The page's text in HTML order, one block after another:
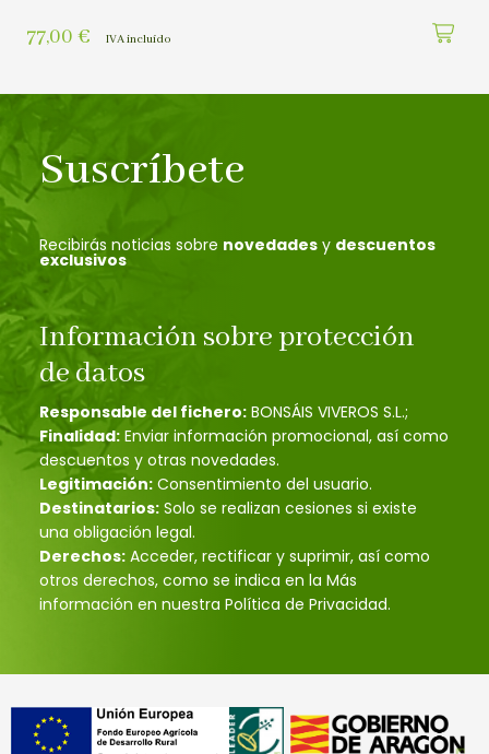
77,00 € IVA incluído
Suscríbete
Recibirás noticias sobre novedades y descuentos
exclusivos
Información sobre protección
de datos
Responsable del fichero: BONSÁIS VIVEROS S.L.;
Finalidad: Enviar información promocional, así como
descuentos y otras novedades.
Legitimación: Consentimiento del usuario.
Destinatarios: Solo se realizan cesiones si existe
una obligación legal.
Derechos: Acceder, rectificar y suprimir, así como
otros derechos, como se indica en la Más
información en nuestra Política de Privacidad.